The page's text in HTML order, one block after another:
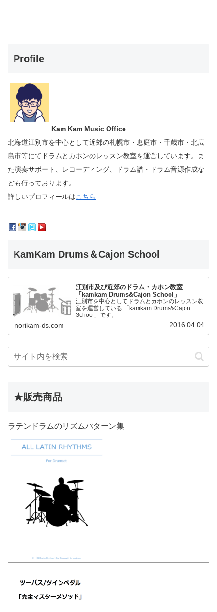
Profile
Kam Kam Music Office
北海道江別市を中心として近郊の札幌市・恵庭市・千歳市・北広
島市等にて ドラムとカホンのレッスン教室を運営しています。
ま
た演奏サポート、レコーディング、ドラム譜・ドラム音源作成な
ども行っております。
詳しいプロフィールはこちら
KamKam Drums＆Cajon School
江別市及び近郊のドラム・カホン教室
「kamkam Drums&Cajon School」
江別市を中心としてドラムとカホンのレッスン教
室を運営している 「kamkam Drums&Cajon
School」です。
norikam-ds.com 2016.04.04
★販売商品
ラテンドラムのリズムパターン集